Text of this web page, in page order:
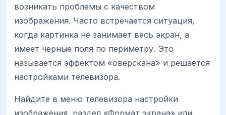
возникать проблемы с качеством
изображения. Часто встречается ситуация,
когда картинка не занимает весь экран, а
имеет черные поля по периметру. Это
называется эффектом «оверскана» и решается
настройками телевизора.
Найдите в меню телевизора настройки